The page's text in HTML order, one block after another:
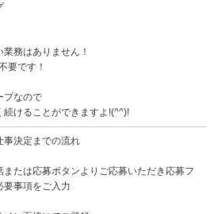
務はありません！
要です！
プなので
続けることができますよ!(^^)!
決定までの流れ
または応募ボタンよりご応募いただき応募フ
要事項をご入力